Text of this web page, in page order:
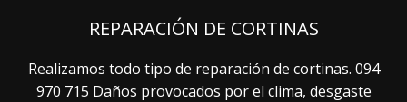
REPARACIÓN DE CORTINAS
Realizamos todo tipo de reparación de cortinas. 094
970 715 Daños provocados por el clima, desgaste